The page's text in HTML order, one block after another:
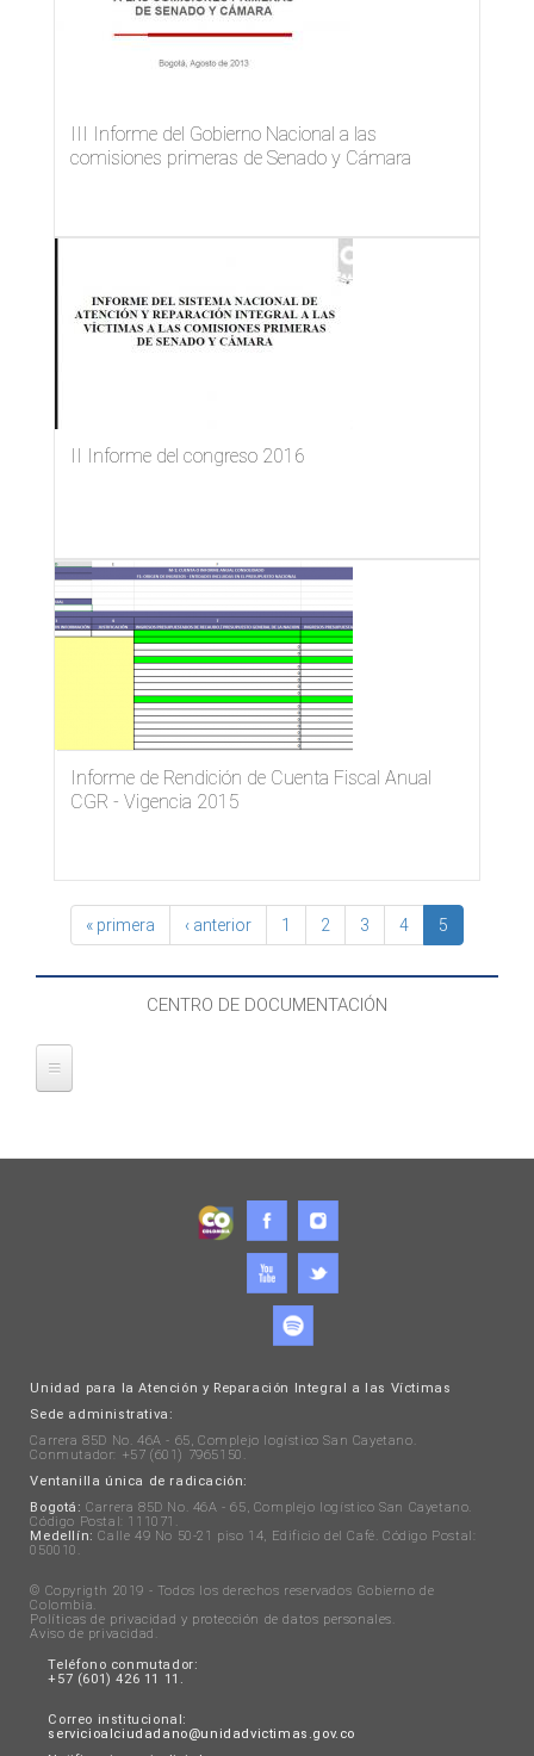
III Informe del Gobierno Nacional a las
comisiones primeras de Senado y Cámara
II Informe del congreso 2016
Informe de Rendición de Cuenta Fiscal Anual
CGR - Vigencia 2015
« primera ‹ anterior 1 2 3 4 5
CENTRO DE DOCUMENTACIÓN
Unidad para la Atención y Reparación Integral a las Víctimas
Sede administrativa:
Carrera 85D No. 46A - 65, Complejo logístico San Cayetano.
Conmutador: +57 (601) 7965150.
Ventanilla única de radicación:
Bogotá: Carrera 85D No. 46A - 65, Complejo logístico San Cayetano.
Código Postal: 111071.
Medellín: Calle 49 No 50-21 piso 14, Edificio del Café. Código Postal:
050010.
© Copyrigth 2019 - Todos los derechos reservados Gobierno de
Colombia.
Políticas de privacidad y protección de datos personales.
Aviso de privacidad .
Teléfono conmutador:
+57 (601) 426 11 11.
Correo institucional:
servicioalciudadano@unidadvictimas.gov.co